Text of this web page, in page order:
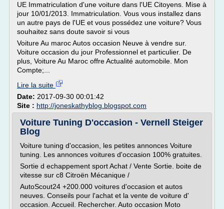
UE Immatriculation d'une voiture dans l'UE Citoyens. Mise à
jour 10/01/2013. Immatriculation. Vous vous installez dans
un autre pays de l'UE et vous possédez une voiture? Vous
souhaitez sans doute savoir si vous
Voiture Au maroc Autos occasion Neuve à vendre sur.
Voiture occasion du jour Professionnel et particulier. De
plus, Voiture Au Maroc offre Actualité automobile. Mon
Compte;...
Lire la suite
Date: 2017-09-30 00:01:42
Site : http://joneskathyblog.blogspot.com
Voiture Tuning D'occasion - Vernell Steiger
Blog
Voiture tuning d'occasion, les petites annonces Voiture
tuning. Les annonces voitures d'occasion 100% gratuites.
Sortie d echappement sport Achat / Vente Sortie. boite de
vitesse sur c8 Citroën Mécanique /
AutoScout24 +200.000 voitures d'occasion et autos
neuves. Conseils pour l'achat et la vente de voiture d'
occasion. Accueil. Rechercher. Auto occasion Moto